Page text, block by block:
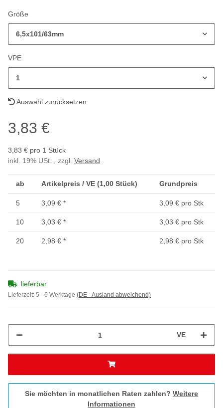
Größe
6,5x101/63mm
VPE
1
Auswahl zurücksetzen
3,83 €
3,83 € pro 1 Stück
inkl. 19% USt. , zzgl. Versand
ab Artikelpreis / VE (1,00 Stück) Grundpreis
5 3,09 € * 3,09 € pro Stk
10 3,03 € * 3,03 € pro Stk
20 2,98 € * 2,98 € pro Stk
lieferbar
Lieferzeit: 5 - 6 Werktage (DE - Ausland abweichend)
VE
Sie möchten in monatlichen Raten zahlen? Weitere
Informationen